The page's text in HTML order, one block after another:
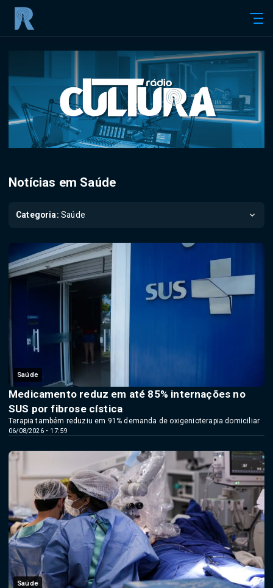
Notícias em Saúde
Categoria: Saúde
Saúde
06/08/2026 • 17:59
Medicamento reduz em até 85% internações no
SUS por fibrose cística
Terapia também reduziu em 91% demanda de oxigenioterapia domiciliar
Saúde